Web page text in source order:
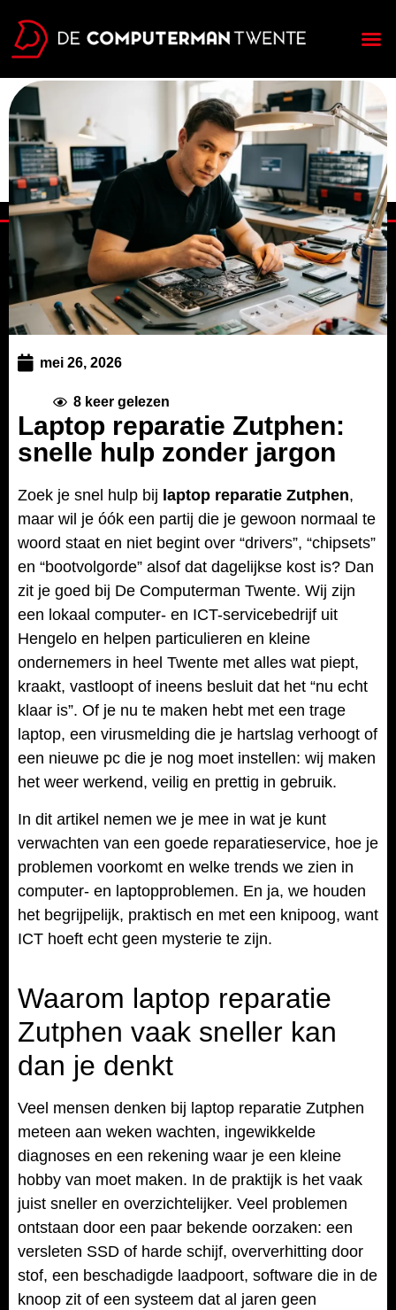
mei 26, 2026
8keer gelezen
Laptop reparatie Zutphen:
snelle hulp zonder jargon
Zoek je snel hulp bij laptop reparatie Zutphen,
maar wil je óók een partij die je gewoon normaal te
woord staat en niet begint over “drivers”, “chipsets”
en “bootvolgorde” alsof dat dagelijkse kost is? Dan
zit je goed bij De Computerman Twente. Wij zijn
een lokaal computer- en ICT-servicebedrijf uit
Hengelo en helpen particulieren en kleine
ondernemers in heel Twente met alles wat piept,
kraakt, vastloopt of ineens besluit dat het “nu echt
klaar is”. Of je nu te maken hebt met een trage
laptop, een virusmelding die je hartslag verhoogt of
een nieuwe pc die je nog moet instellen: wij maken
het weer werkend, veilig en prettig in gebruik.
In dit artikel nemen we je mee in wat je kunt
verwachten van een goede reparatieservice, hoe je
problemen voorkomt en welke trends we zien in
computer- en laptopproblemen. En ja, we houden
het begrijpelijk, praktisch en met een knipoog, want
ICT hoeft echt geen mysterie te zijn.
Waarom laptop reparatie
Zutphen vaak sneller kan
dan je denkt
Veel mensen denken bij laptop reparatie Zutphen
meteen aan weken wachten, ingewikkelde
diagnoses en een rekening waar je een kleine
hobby van moet maken. In de praktijk is het vaak
juist sneller en overzichtelijker. Veel problemen
ontstaan door een paar bekende oorzaken: een
versleten SSD of harde schijf, oververhitting door
stof, een beschadigde laadpoort, software die in de
knoop zit of een systeem dat al jaren geen